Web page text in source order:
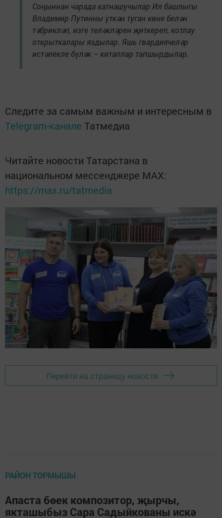
Соңыннан чарада катнашучылар Ил башлыгы
Владимир Путинны үткән туган көне белән
тәбрикләп, изге теләкләрен җиткереп, котлау
открыткалары яздылар. Яшь гвардиячеләр
истәлекле бүләк – китаплар тапшырдылар.
Следите за самым важным и интересным в
Telegram-канале Татмедиа
Читайте новости Татарстана в
национальном мессенджере MАХ:
https://max.ru/tatmedia
Перейти на страницу новости
РАЙОН ТОРМЫШЫ
Апаста бөек композитор, җырчы,
якташыбыз Сара Садыйкованы искә